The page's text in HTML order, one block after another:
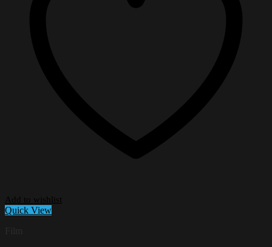
Add to wishlist
Quick View